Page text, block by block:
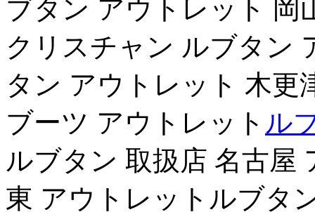
ブタン アウトレット 岡
クリスチャン ルブタン
タン アウトレット 木更
ブーツ アウトレット ル
ルブタン 取扱店 名古屋
東 アウトレットルブタ